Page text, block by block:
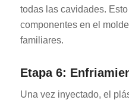
todas las cavidades.
componentes en el
familiares.
Etapa 6:
Una vez inyectado, el